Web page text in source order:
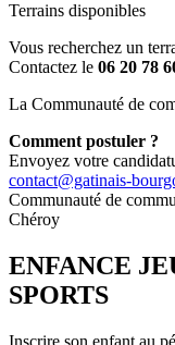
Terrains disponibles
Vous recherchez un
Contactez le 06 20 78
La Communauté de
Comment postuler ?
Envoyez votre
contact@gatinais-
Communauté de
Chéroy
ENFANCE
SPORTS
Inscrire son enfant au